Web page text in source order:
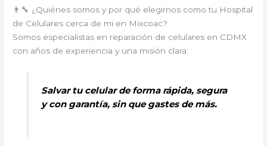
👨‍🔧 ¿Quiénes somos y por qué elegirnos como tu Hospital
de Celulares cerca de mi en Mixcoac?
Somos especialistas en reparación de celulares en CDMX
con años de experiencia y una misión clara:
Salvar tu celular de forma rápida, segura
y con garantía, sin que gastes de más.